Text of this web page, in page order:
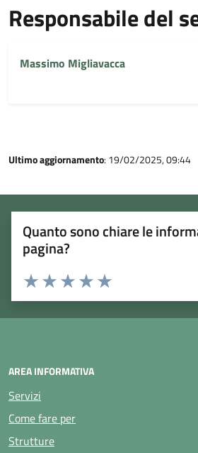
Responsabile del
Massimo Migliavacca
Ultimo aggiornamento: 19/02/2025, 09:44
Quanto sono chiare le
pagina?
Rating:
Valuta 5 stelle su 5
Valuta 4 stelle su 5
Valuta 3 stelle su 5
Valuta 2 stelle su 5
Valuta 1 stelle su 5
AREA INFORMATIVA
Servizi
Come fare per
Strutture